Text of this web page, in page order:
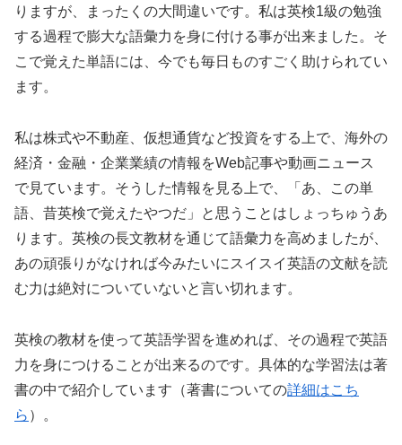
りますが、まったくの大間違いです。私は英検1級の勉強
する過程で膨大な語彙力を身に付ける事が出来ました。そ
こで覚えた単語には、今でも毎日ものすごく助けられてい
ます。
私は株式や不動産、仮想通貨など投資をする上で、海外の
経済・金融・企業業績の情報をWeb記事や動画ニュース
で見ています。そうした情報を見る上で、「あ、この単
語、昔英検で覚えたやつだ」と思うことはしょっちゅうあ
ります。英検の長文教材を通じて語彙力を高めましたが、
あの頑張りがなければ今みたいにスイスイ英語の文献を読
む力は絶対についていないと言い切れます。
英検の教材を使って英語学習を進めれば、その過程で英語
力を身につけることが出来るのです。具体的な学習法は著
書の中で紹介しています（著書についての詳細はこち
ら ）。